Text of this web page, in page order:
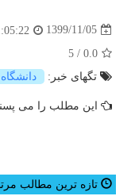
1399/11/05
0.0
/
5
تگهای خبر:
دانشگاه
این مطلب را می
تازه ترین مطالب